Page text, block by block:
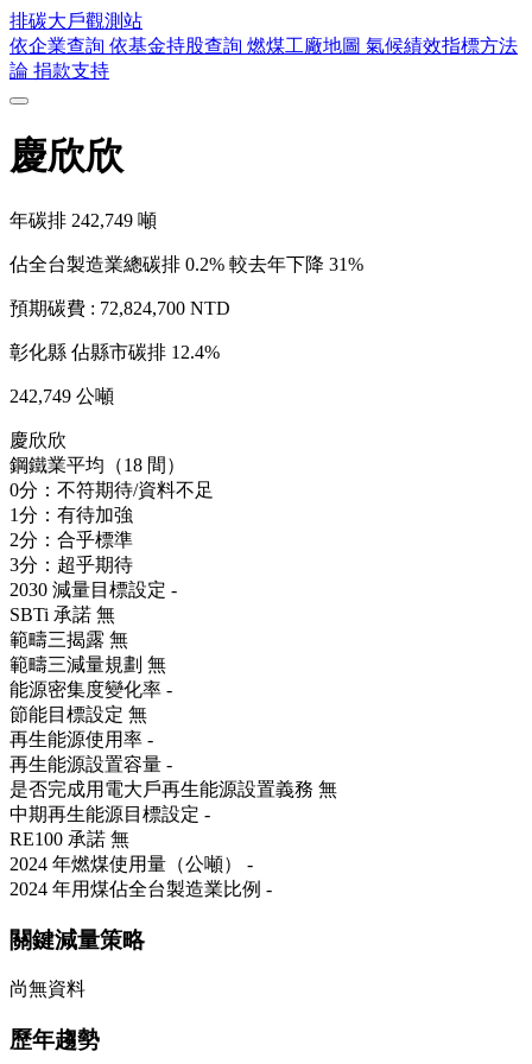
排碳大戶觀測站
依企業查詢 依基金持股查詢 燃煤工廠地圖 氣候績效指標方法
論 捐款支持
慶欣欣
年碳排 242,749 噸
佔全台製造業總碳排 0.2% 較去年下降 31%
預期碳費 : 72,824,700 NTD
彰化縣 佔縣市碳排 12.4%
242,749 公噸
慶欣欣
鋼鐵業平均（18 間）
0分：不符期待/資料不足
1分：有待加強
2分：合乎標準
3分：超乎期待
2030 減量目標設定 -
SBTi 承諾 無
範疇三揭露 無
範疇三減量規劃 無
能源密集度變化率 -
節能目標設定 無
再生能源使用率 -
再生能源設置容量 -
是否完成用電大戶再生能源設置義務 無
中期再生能源目標設定 -
RE100 承諾 無
2024 年燃煤使用量（公噸） -
2024 年用煤佔全台製造業比例 -
關鍵減量策略
尚無資料
歷年趨勢